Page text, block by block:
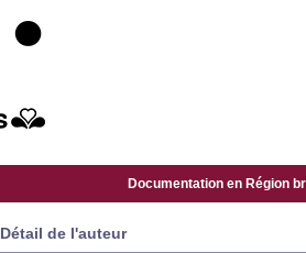
Documentation en Région
Détail de l'auteur